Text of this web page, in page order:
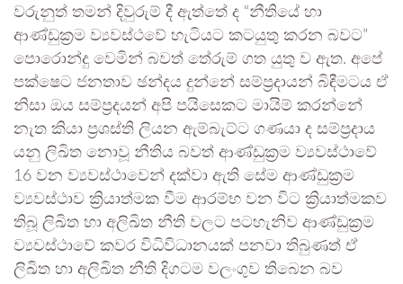
වරුනුත් තමන් දිවුරුම් දී ඇත්තේ ද “නීතියේ හා
ආණ්ඩුක්‍රම ව්‍යවස්ථවේ හැටියට කටයුතු කරන බවට”
පොරොන්දු වෙමින් බවත් තේරුම් ගත යුතු ව ඇත. අපේ
පක්ෂෙට ජනතාව ඡන්දය දුන්නේ සම්ප්‍රදායන් බිඳීමටය ඒ
නිසා ඔය සම්ප්‍රදයන් අපි පයිසෙකට මායිම් කරන්නේ
නැත කියා ප්‍රශස්ති ලියන ඇම්බැට්ට ගණයා ද සම්ප්‍රදාය
යනු ලිඛිත නොවූ නීතිය බවත් ආණ්ඩුක්‍රම ව්‍යවස්ථාවේ
16 වන ව්‍යවස්ථාවෙන් දක්වා ඇති සේම ආණ්ඩුක්‍රම
ව්‍යවස්ථාව ක්‍රියාත්මක වීම ආරම්භ වන විට ක්‍රියාත්මකව
තිබූ ලිඛිත හා අලිඛිත නීති වලට පටහැනිව ආණ්ඩුක්‍රම
ව්‍යවස්ථාවේ කවර විධිවිධානයක් පනවා තිබුණත් ඒ
ලිඛිත හා අලිඛිත නීති දිගටම වලංගුව තිබෙන බව